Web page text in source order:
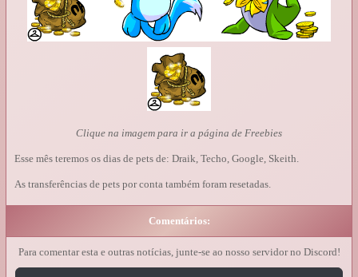
Clique na imagem para ir a página de Freebies
Esse mês teremos os dias de pets de: Draik, Techo, Google, Skeith.
As transferências de pets por conta também foram resetadas.
Comentários:
Para comentar esta e outras notícias, junte-se ao nosso servidor no Discord!